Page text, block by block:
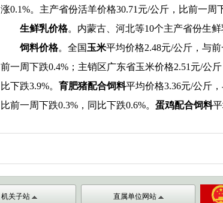
涨0.1%。主产省份活羊价格30.71 元/公斤， 比前一周
生鲜乳价格。 内蒙古、河北等10个主产省份生
饲料价格。全国玉米平均价格2.48元/公斤，与
前一周下跌0.4% ；主销区广东省玉米价格2.51 元/公
比下跌3.9%。 育肥猪配合饲料平均价格3.36元/公斤
比前一周下跌0.3% ，同比下跌0.6%。 蛋鸡配合饲料
机关子站 直属单位网站